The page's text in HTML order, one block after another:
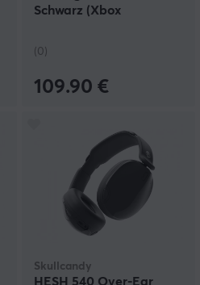
Schwarz (Xbox
(0)
109.90 €
Skullcandy
HESH 540 Over-Ear